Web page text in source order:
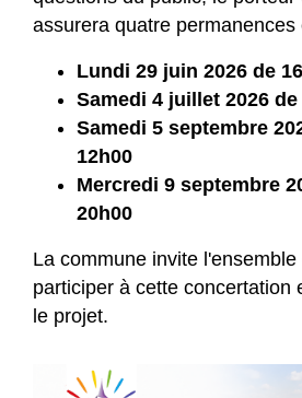
assurera quatre permanences
Lundi 29 juin 2026 de
Samedi 4 juillet 2026 de
Samedi 5 septembre
12h00
Mercredi 9 septembre
20h00
La commune invite
participer à cette concertation
le projet.